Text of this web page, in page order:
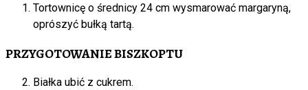
Tortownicę o średnicy 24 cm wysmarować margaryną,
oprószyć bułką tartą.
PRZYGOTOWANIE BISZKOPTU
Białka ubić z cukrem.